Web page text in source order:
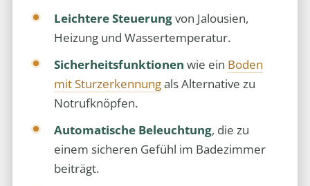
Leichtere Steuerungvon Jalousien,
Heizung und Wassertemperatur.
Sicherheitsfunktionen wie ein Boden
mit Sturzerkennungals Alternative zu
Notrufknöpfen.
Automatische Beleuchtung, die zu
einem sicheren Gefühl im Badezimmer
beiträgt.